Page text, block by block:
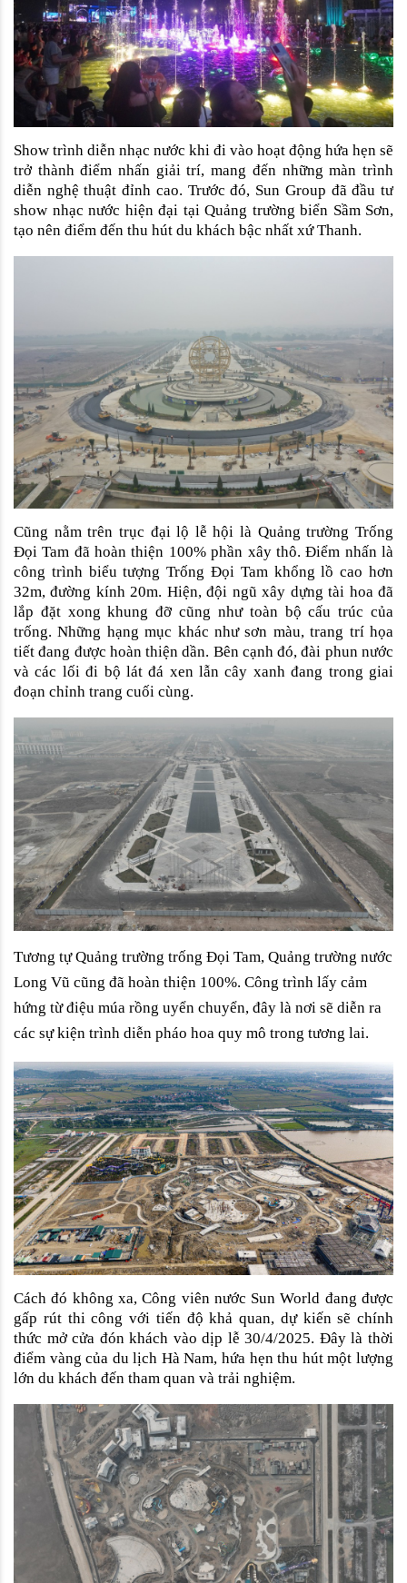
Show trình diễn nhạc nước khi đi vào hoạt động hứa hẹn sẽ
trở thành điểm nhấn giải trí, mang đến những màn trình
diễn nghệ thuật đỉnh cao. Trước đó, Sun Group đã đầu tư
show nhạc nước hiện đại tại Quảng trường biển Sầm Sơn,
tạo nên điểm đến thu hút du khách bậc nhất xứ Thanh.
Cũng nằm trên trục đại lộ lễ hội là Quảng trường Trống
Đọi Tam đã hoàn thiện 100% phần xây thô. Điểm nhấn là
công trình biểu tượng Trống Đọi Tam khổng lồ cao hơn
32m, đường kính 20m. Hiện, đội ngũ xây dựng tài hoa đã
lắp đặt xong khung đỡ cũng như toàn bộ cấu trúc của
trống. Những hạng mục khác như sơn màu, trang trí họa
tiết đang được hoàn thiện dần. Bên cạnh đó, đài phun nước
và các lối đi bộ lát đá xen lẫn cây xanh đang trong giai
đoạn chỉnh trang cuối cùng.
Tương tự Quảng trường trống Đọi Tam, Quảng trường nước
Long Vũ cũng đã hoàn thiện 100%. Công trình lấy cảm
hứng từ điệu múa rồng uyển chuyển, đây là nơi sẽ diễn ra
các sự kiện trình diễn pháo hoa quy mô trong tương lai.
Cách đó không xa, Công viên nước Sun World đang được
gấp rút thi công với tiến độ khả quan, dự kiến sẽ chính
thức mở cửa đón khách vào dịp lễ 30/4/2025. Đây là thời
điểm vàng của du lịch Hà Nam, hứa hẹn thu hút một lượng
lớn du khách đến tham quan và trải nghiệm.